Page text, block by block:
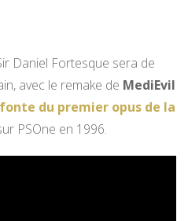
Daniel Fortesque sera de
avec le remake de MediEvil
du premier opus de la
PSOne en 1996.